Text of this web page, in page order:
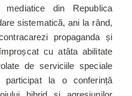
mediatice din Republica
sistematică, ani la rând,
propaganda și
cu atâta abilitate
de serviciile speciale
la o conferință